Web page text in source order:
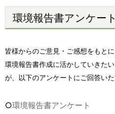
○環境報告書2011
ポスター（PDF:467KB）
環境報告書アンケート
皆様からのご意見・ご感想をもと
環境報告書作成に活かしていきた
が、以下のアンケートにご回答いた
○環境報告書アンケート